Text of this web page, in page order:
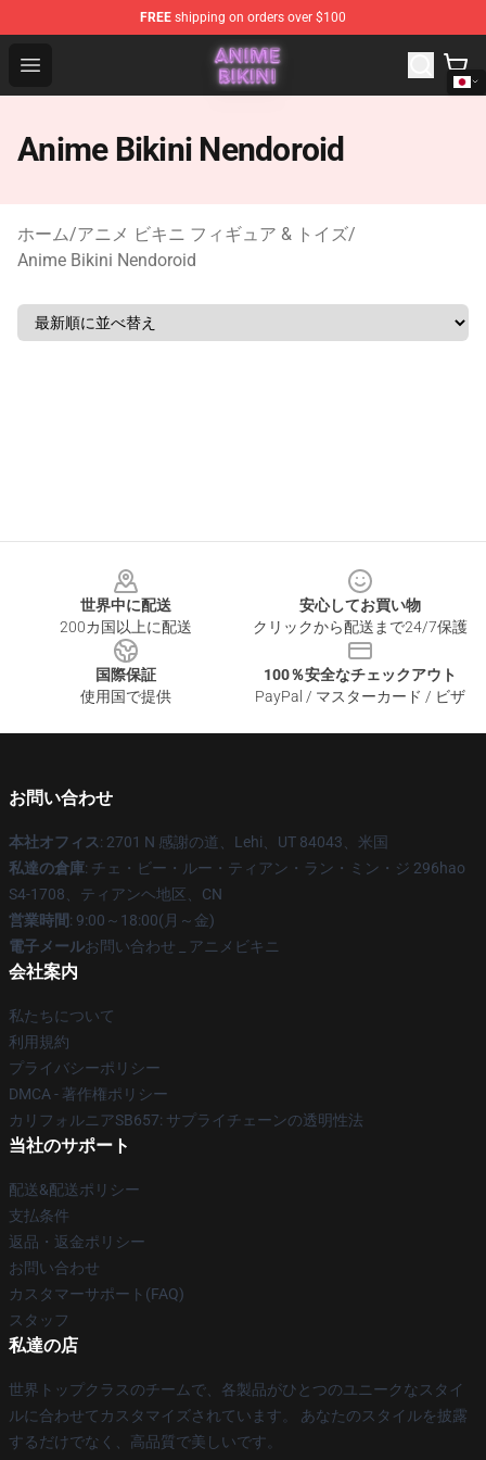
FREE shipping on orders over $100
Open menu
Anime Bikini Shop - The Best Store of Anime Bikini
Anime Bikini Nendoroid
ホーム/アニメ ビキニ フィギュア & トイズ/
Anime Bikini Nendoroid
世界中に配送
200カ国以上に配送
安心してお買い物
クリックから配送まで24/7保護
国際保証
使用国で提供
100％安全なチェックアウト
PayPal / マスターカード / ビザ
お問い合わせ
本社オフィス: 2701 N 感謝の道、Lehi、UT 84043、米国
私達の倉庫: チェ・ビー・ルー・ティアン・ラン・ミン・ジ 296hao
S4-1708、ティアンヘ地区、CN
営業時間: 9:00～18:00(月～金)
電子メールお問い合わせ _ アニメビキニ
会社案内
私たちについて
利用規約
プライバシーポリシー
DMCA - 著作権ポリシー
カリフォルニアSB657: サプライチェーンの透明性法
当社のサポート
配送&配送ポリシー
支払条件
返品・返金ポリシー
お問い合わせ
カスタマーサポート(FAQ)
スタッフ
私達の店
世界トップクラスのチームで、各製品がひとつのユニークなスタイ
ルに合わせてカスタマイズされています。 あなたのスタイルを披露
するだけでなく、高品質で美しいです。